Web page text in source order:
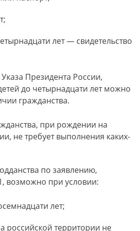
лет ― свидетельство
Указа Президента России,
до четырнадцати лет можно
гражданства.
при рождении на
не требует выполнения каких-
по заявлению,
возможно при условии:
лет;
российской территории не